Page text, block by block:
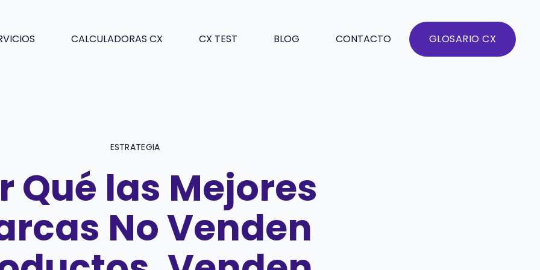
CALCULADORAS CX CX TEST BLOG CONTACTO GLOSARIO CX
ESTRATEGIA
Qué las Mejores
No Venden